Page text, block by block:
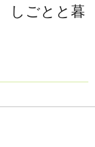
しごとと暮